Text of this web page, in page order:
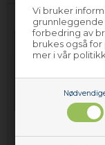
Vi bruker
grunnleggende
forbedring av
brukes også for
mer i vår